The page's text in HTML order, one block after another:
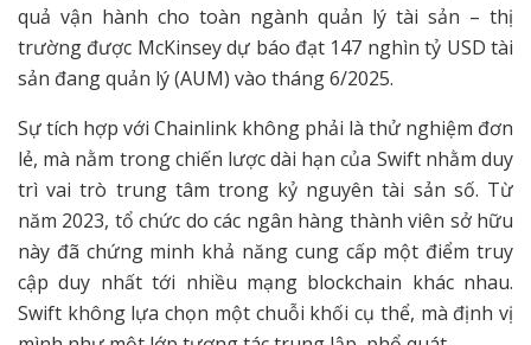
quả vận hành cho toàn ngành quản lý tài sản – thị
trường được McKinsey dự báo đạt 147 nghìn tỷ USD tài
sản đang quản lý (AUM) vào tháng 6/2025.
Sự tích hợp với Chainlink không phải là thử nghiệm đơn
lẻ, mà nằm trong chiến lược dài hạn của Swift nhằm duy
trì vai trò trung tâm trong kỷ nguyên tài sản số. Từ
năm 2023, tổ chức do các ngân hàng thành viên sở hữu
này đã chứng minh khả năng cung cấp một điểm truy
cập duy nhất tới nhiều mạng blockchain khác nhau.
Swift không lựa chọn một chuỗi khối cụ thể, mà định vị